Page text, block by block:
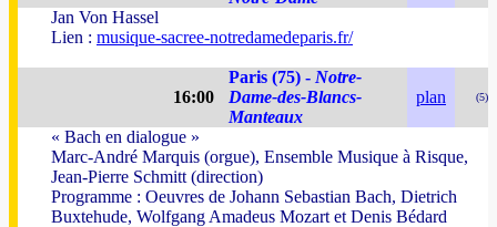
Jan Von Hassel
Lien : musique-sacree-notredamedeparis.fr/
16:00
Paris (75) - Notre-
Dame-des-Blancs-
Manteaux
plan (5)
« Bach en dialogue »
Marc-André Marquis (orgue), Ensemble Musique à Risque,
Jean-Pierre Schmitt (direction)
Programme : Oeuvres de Johann Sebastian Bach, Dietrich
Buxtehude, Wolfgang Amadeus Mozart et Denis Bédard